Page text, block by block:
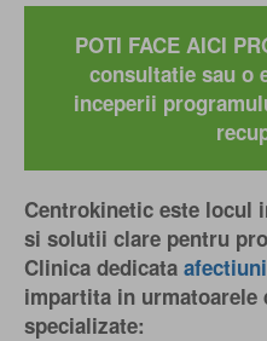
POTI FACE AICI
consultatie sau o
inceperii
Centrokinetic este locul
si solutii clare pentru
Clinica dedicata
impartita in urmatoarele
specializate: